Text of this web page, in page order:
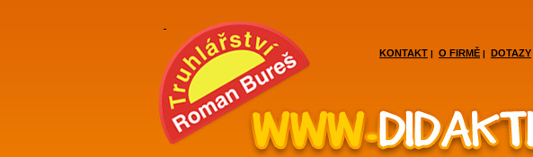
KONTAKT | O FIRMĚ | DOTAZY